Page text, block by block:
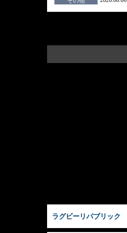
ラグビーリパブリック